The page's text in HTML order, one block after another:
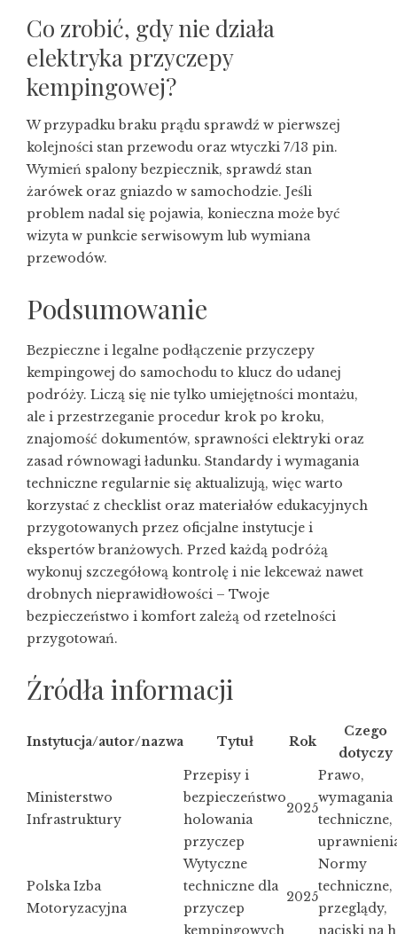
Co zrobić, gdy nie działa
elektryka przyczepy
kempingowej?
W przypadku braku prądu sprawdź w pierwszej
kolejności stan przewodu oraz wtyczki 7/13 pin.
Wymień spalony bezpiecznik, sprawdź stan
żarówek oraz gniazdo w samochodzie. Jeśli
problem nadal się pojawia, konieczna może być
wizyta w punkcie serwisowym lub wymiana
przewodów.
Podsumowanie
Bezpieczne i legalne podłączenie przyczepy
kempingowej do samochodu to klucz do udanej
podróży. Liczą się nie tylko umiejętności montażu,
ale i przestrzeganie procedur krok po kroku,
znajomość dokumentów, sprawności elektryki oraz
zasad równowagi ładunku. Standardy i wymagania
techniczne regularnie się aktualizują, więc warto
korzystać z checklist oraz materiałów edukacyjnych
przygotowanych przez oficjalne instytucje i
ekspertów branżowych. Przed każdą podróżą
wykonuj szczegółową kontrolę i nie lekceważ nawet
drobnych nieprawidłowości – Twoje
bezpieczeństwo i komfort zależą od rzetelności
przygotowań.
Źródła informacji
Instytucja/autor/nazwa Tytuł Rok
Czego
dotyczy
Ministerstwo
Infrastruktury
Przepisy i
bezpieczeństwo
holowania
przyczep
2025
Prawo,
wymagania
techniczne,
Polska Izba
Motoryzacyjna
Wytyczne
techniczne dla
przyczep
kempingowych
2025
Normy
techniczne,
przeglądy,
naciski na